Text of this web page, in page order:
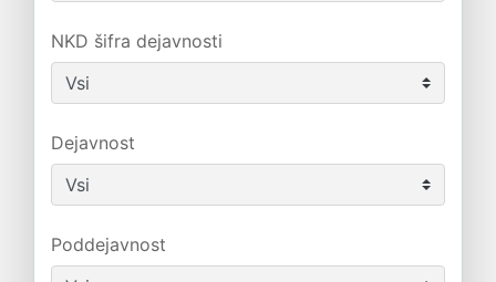
NKD šifra dejavnosti
Dejavnost
Poddejavnost